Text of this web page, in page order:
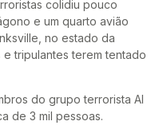
colidiu pouco
e um quarto avião
no estado da
tripulantes terem tentado
do grupo terrorista Al
de 3 mil pessoas.